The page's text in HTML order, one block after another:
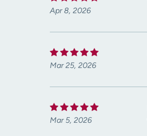
Apr 8, 2026
Mar 25, 2026
Mar 5, 2026